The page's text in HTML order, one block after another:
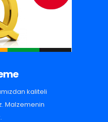
kaliteli
Malzemenin